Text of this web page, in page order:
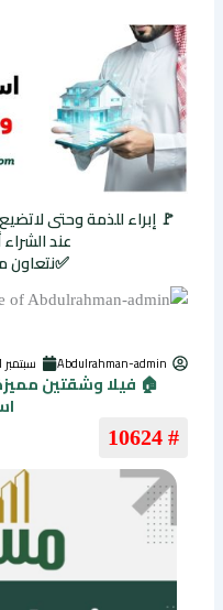
🚩 إبراء للذمة وحتى
عند
Abdulrahman-admin سبتمبر 21, 2025
🏠 فيلا وشقتين
# 10624